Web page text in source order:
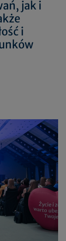
jak i
i